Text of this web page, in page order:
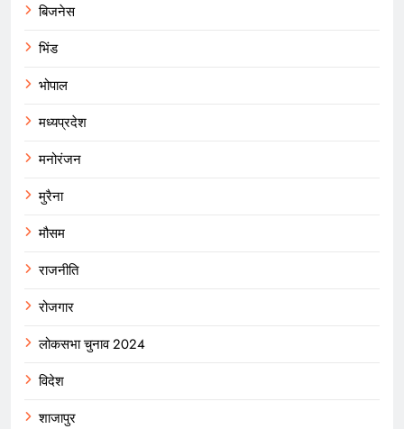
बिजनेस
भिंड
भोपाल
मध्यप्रदेश
मनोरंजन
मुरैना
मौसम
राजनीति
रोजगार
लोकसभा चुनाव 2024
विदेश
शाजापुर